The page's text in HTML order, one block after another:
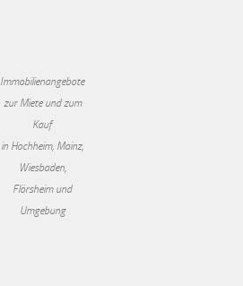
Immobilienangebote
zur Miete und zum
Kauf
in Hochheim, Mainz,
Wiesbaden,
Flörsheim und
Umgebung